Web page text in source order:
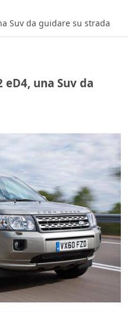
Suv da guidare su strada
una Suv da